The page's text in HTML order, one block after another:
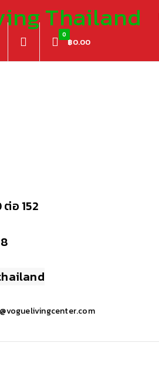
0
฿0.00
อ 152